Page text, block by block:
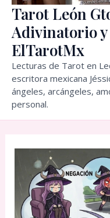
Tarot León
Adivinatorio y
ElTarotMx
Lecturas de Tarot en
escritora mexicana
ángeles, arcángeles,
personal.